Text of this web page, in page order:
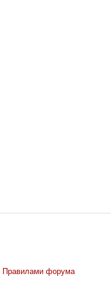
Правилами форума